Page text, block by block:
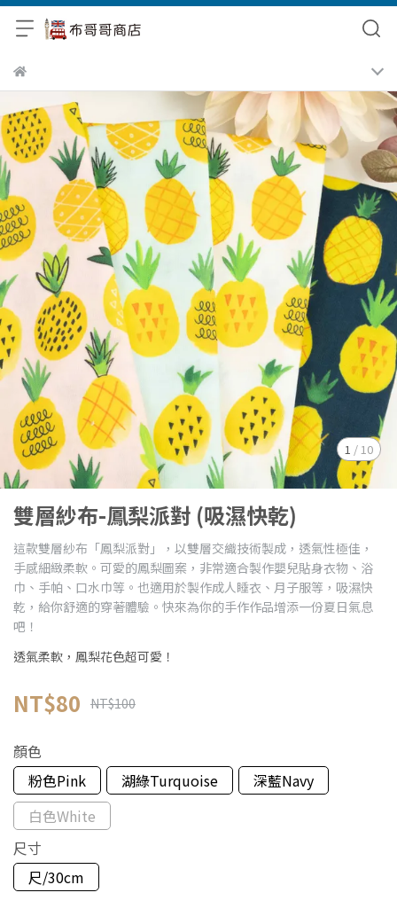
1 / 10
雙層紗布-鳳梨派對 (吸濕快乾)
這款雙層紗布「鳳梨派對」，以雙層交織技術製成，透氣性極佳，
手感細緻柔軟。可愛的鳳梨圖案，非常適合製作嬰兒貼身衣物、浴
巾、手帕、口水巾等。也適用於製作成人睡衣、月子服等，吸濕快
乾，給你舒適的穿著體驗。快來為你的手作作品增添一份夏日氣息
吧！
透氣柔軟，鳳梨花色超可愛！
NT$80 NT$100
顏色
粉色Pink
湖綠Turquoise
深藍Navy
白色White
尺寸
尺/30cm